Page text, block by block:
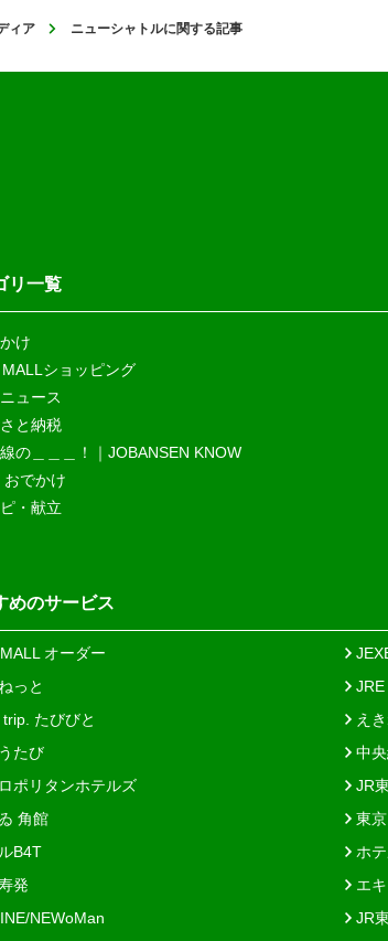
ィア ニューシャトルに関する記事
リ一覧
け
ショッピング
ュース
と納税
の＿＿＿！｜JOBANSEN KNOW
おでかけ
・献立
めのサービス
オーダー
っと
JRE
たびびと
え
たび
中
ポリタンホテルズ
JR
角館
東
B4T
ホ
発
エ
NEWoMan
JR